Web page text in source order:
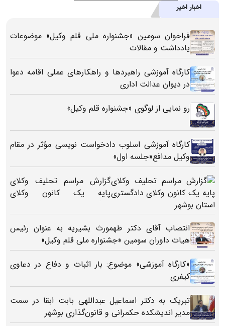
اخبار اخیر
فراخوان سومین «جشنواره ملی قلم وکیل» موضوعات
یادداشت و مقالات
کارگاه آموزشی راهبردها و راهکارهای عملی اقامه دعوا
در دیوان عدالت اداری
رو نمایی از لوگوی «جشنواره قلم وکیل»
کارگاه آموزشی اسلوب دادخواست نویسی مؤثر در مقام
وکیل مدافع«جلسه اول»
گزارش مراسم تحلیف وکلای
پایه یک کانون وکلای
دادگستری استان بوشهر
انتصاب آقای دکتر طهمورث بشیریه به عنوان رئیس
هیات داوران سومین «جشنواره ملی قلم وکیل»
«کارگاه آموزشی» موضوع: بار اثبات و دفاع در دعاوی
کیفری
تبریک به دکتر اسماعیل عبداللهی بابت ابقا در سمت
مدیر اندیشکده حکمرانی و قانون‌گذاری بوشهر